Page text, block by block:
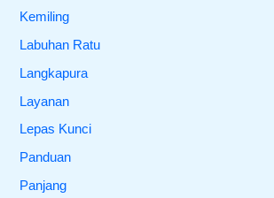
Kemiling
Labuhan Ratu
Langkapura
Layanan
Lepas Kunci
Panduan
Panjang